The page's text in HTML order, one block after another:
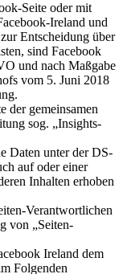
Seite oder mit
Ireland und
Entscheidung über
sind Facebook
und nach Maßgabe
vom 5. Juni 2018
der gemeinsamen
sog. „Insights-
Daten unter der DS-
auf oder einer
Inhalten erhoben
Verantwortlichen
von „Seiten-
Ireland dem
Folgenden